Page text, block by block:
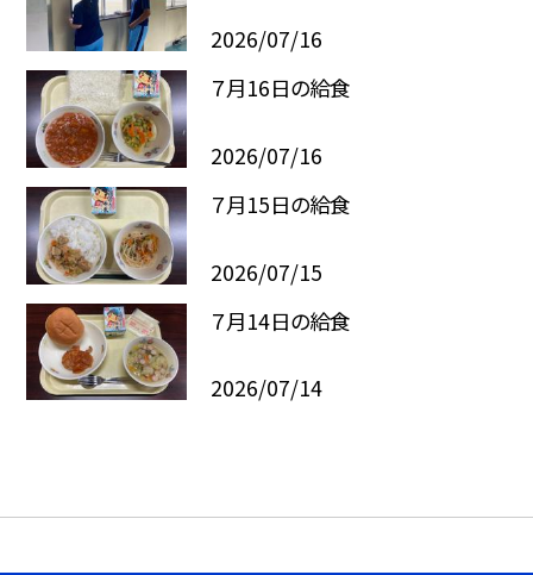
2026/07/16
７月16日の給食
2026/07/16
７月15日の給食
2026/07/15
７月14日の給食
2026/07/14